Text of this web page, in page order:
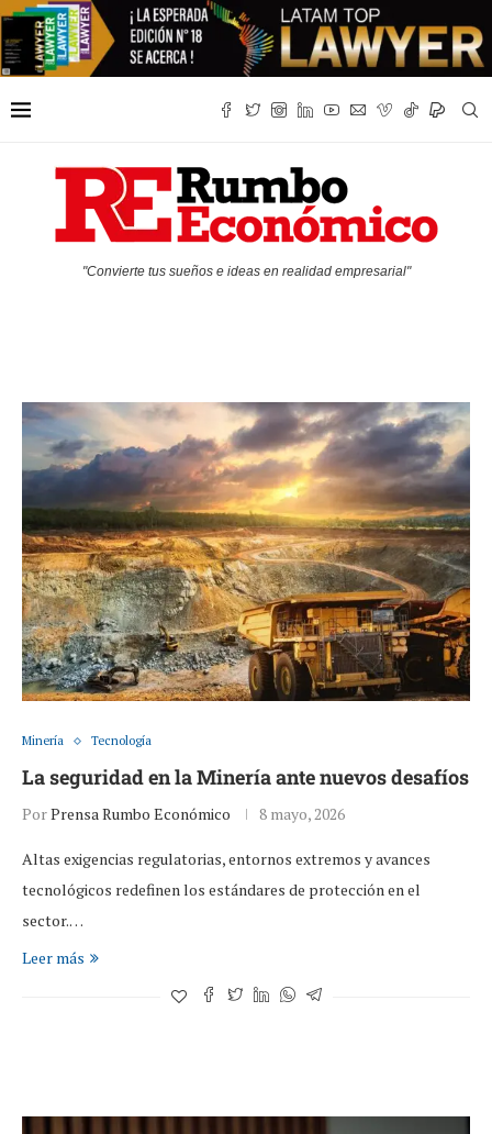
"Convierte tus sueños e ideas en realidad empresarial"
Minería Tecnología
La seguridad en la Minería ante nuevos desafíos
PorPrensa Rumbo Económico 8 mayo, 2026
Altas exigencias regulatorias, entornos extremos y avances
tecnológicos redefinen los estándares de protección en el
sector.…
Leer más